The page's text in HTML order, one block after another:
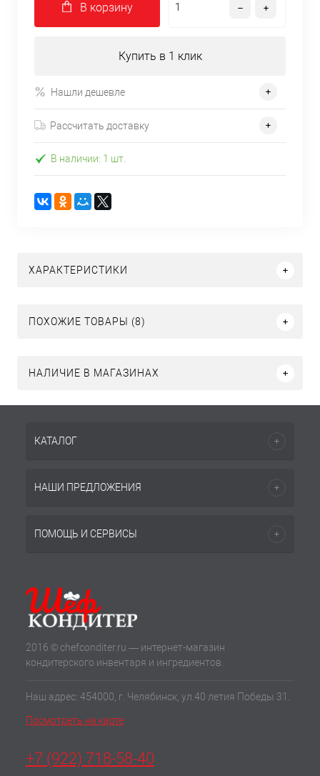
В корзину
Купить в 1 клик
Нашли дешевле
Рассчитать доставку
В наличии: 1 шт.
ХАРАКТЕРИСТИКИ
ПОХОЖИЕ ТОВАРЫ (8)
НАЛИЧИЕ В МАГАЗИНАХ
КАТАЛОГ
НАШИ ПРЕДЛОЖЕНИЯ
ПОМОЩЬ И СЕРВИСЫ
2016 © chefconditer.ru — интернет-магазин
кондитерского инвентаря и ингредиентов.
Наш адрес: 454000, г. Челябинск, ул.40 летия Победы 31.
Посмотреть на карте
+7 (922) 718-58-40